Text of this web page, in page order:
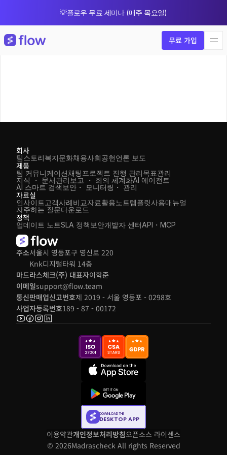
💡플로우 무료 세미나 (매주 목요일)
무료 가입
주소서울시 영등포구 영신로 220
Knk디지털타워 14층
마드라스체크(주) 대표자이학준
이메일support@flow.team
통신판매업신고번호제 2019 - 서울 영등포 - 0298호
사업자등록번호189 - 87 - 00172
회사
팀스토리복지문화채용사회공헌언론 보도
제품
팀 커뮤니케이션채팅 프로젝트 진행 관리목표관리
지식 ・ 문서관리 보고 ・ 회의 체계화
AI 스마트 검색
AI 에이전트
보안・ 모니터링・ 관리
자료실
인사이트 고객사례비교자료활용노트템플릿사용매뉴얼
자주하는 질문다운로드
정책
업데이트 노트SLA 정책 보안개발자 센터API・MCP
DOWNLOAD THE
DESKTOP APP
이용약관개인정보처리방침오픈소스 라이센스
© 2026Madrascheck All rights Reserved